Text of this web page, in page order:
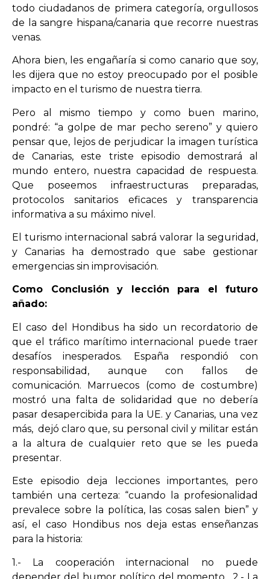
todo ciudadanos de primera categoría, orgullosos
de la sangre hispana/canaria que recorre nuestras
venas.
Ahora bien, les engañaría si como canario que soy,
les dijera que no estoy preocupado por el posible
impacto en el turismo de nuestra tierra.
Pero al mismo tiempo y como buen marino,
pondré: “a golpe de mar pecho sereno” y quiero
pensar que, lejos de perjudicar la imagen turística
de Canarias, este triste episodio demostrará al
mundo entero, nuestra capacidad de respuesta.
Que poseemos infraestructuras preparadas,
protocolos sanitarios eficaces y transparencia
informativa a su máximo nivel.
El turismo internacional sabrá valorar la seguridad,
y Canarias ha demostrado que sabe gestionar
emergencias sin improvisación.
Como Conclusión y lección para el futuro
añado:
El caso del Hondibus ha sido un recordatorio de
que el tráfico marítimo internacional puede traer
desafíos inesperados. España respondió con
responsabilidad, aunque con fallos de
comunicación. Marruecos (como de costumbre)
mostró una falta de solidaridad que no debería
pasar desapercibida para la UE. y Canarias, una vez
más, dejó claro que, su personal civil y militar están
a la altura de cualquier reto que se les pueda
presentar.
Este episodio deja lecciones importantes, pero
también una certeza: “cuando la profesionalidad
prevalece sobre la política, las cosas salen bien” y
así, el caso Hondibus nos deja estas enseñanzas
para la historia:
1.- La cooperación internacional no puede
depender del humor político del momento. 2.- La